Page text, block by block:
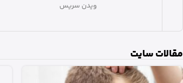
ویدن سریس
مقالات سایت